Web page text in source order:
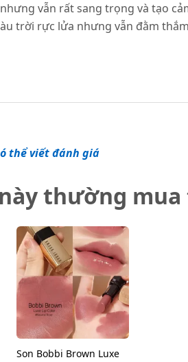
vẫn rất sang trọng và tạo
trời rực lửa nhưng vẫn đằm
thể viết đánh giá
thường
Son Bobbi Brown Luxe